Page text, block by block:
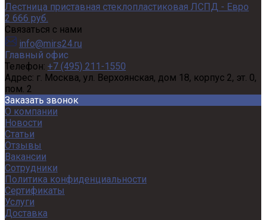
Лестница приставная стеклопластиковая ЛСПД - Евро
2 666 руб.
Связаться с нами
info@mirs24.ru
Главный офис
Телефон: +7 (495) 211-1550
Адрес: г. Москва, ул. Верхоянская, дом 18, корпус 2, эт. 0,
пом. 2
Заказать звонок
О компании
Новости
Статьи
Отзывы
Вакансии
Сотрудники
Политика конфиденциальности
Сертификаты
Услуги
Доставка